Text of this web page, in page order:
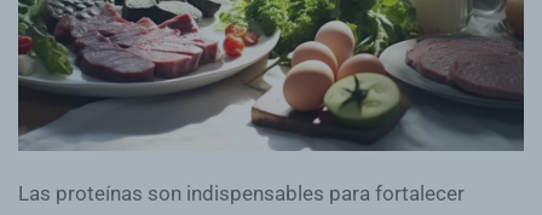
Las proteínas son indispensables para fortalecer